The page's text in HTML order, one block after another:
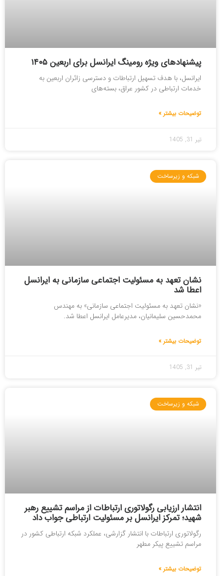
پیشنهادهای ویژه رومینگ ایرانسل برای اربعین ۱۴۰۵
ایرانسل، با هدف تسهیل ارتباطات و دسترسی زائران اربعین به
خدمات ارتباطی در کشور عراق، بسته‌های
توضیحات بیشتر »
تیر 31, 1405
شبکه و زیرساخت
نشان تعهد به مسئولیت اجتماعی سازمانی به ایرانسل
اعطا شد
«نشان تعهد به مسئولیت اجتماعی سازمانی» به مهندس
محمدحسین سلیمانیان، مدیرعامل ایرانسل اعطا شد.
توضیحات بیشتر »
تیر 31, 1405
شبکه و زیرساخت
انتشار ارزیابی رگولاتوری ارتباطات از مراسم تشییع رهبر
شهید؛ تمرکز ایرانسل بر مسئولیت ارتباطی جواب داد
رگولاتوری ارتباطات با انتشار گزارشی، عملکرد شبکه ارتباطی کشور در
مراسم تشییع پیکر مطهر
توضیحات بیشتر »